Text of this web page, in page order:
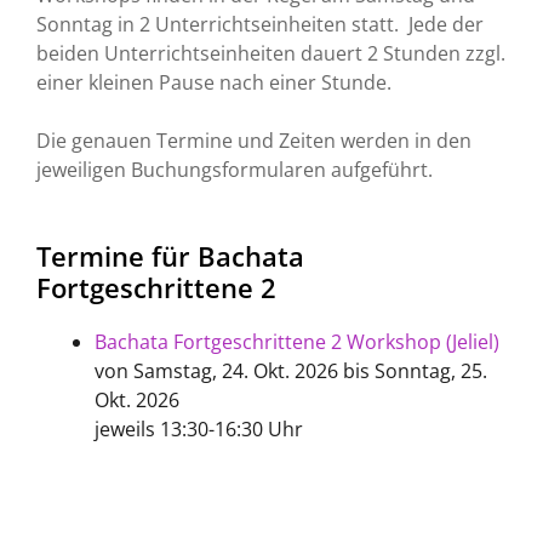
Sonntag in 2 Unterrichts­einheiten statt. Jede der
beiden Unterrichtseinheiten dauert 2 Stunden zzgl.
einer kleinen Pause nach einer Stunde.
Die genauen Termine und Zeiten werden in den
jeweiligen Buchungsformularen aufgeführt.
Termine für Bachata
Fortgeschrittene 2
Bachata Fortgeschrittene 2 Workshop (Jeliel)
von Samstag, 24. Okt. 2026 bis Sonntag, 25.
Okt. 2026
jeweils 13:30-16:30 Uhr